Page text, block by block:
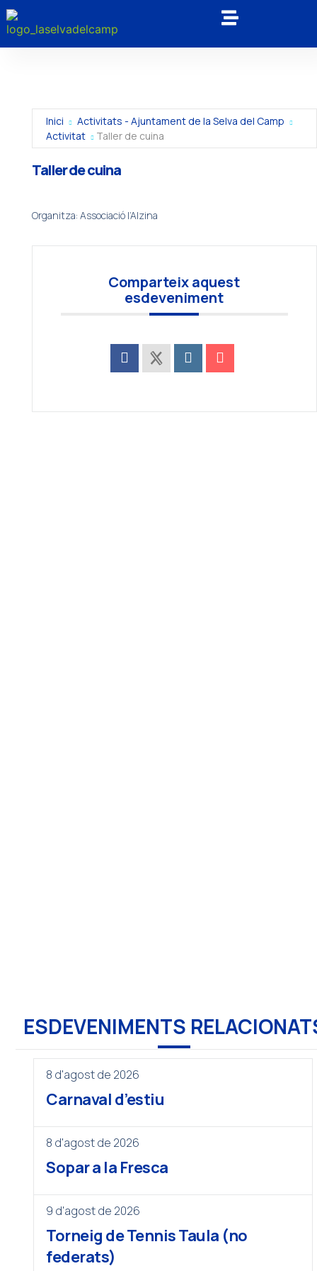
Inici
Activitats - Ajuntament de la Selva del Camp
Activitat
Taller de cuina
Taller de cuina
Organitza: Associació l’Alzina
Comparteix aquest
esdeveniment
ESDEVENIMENTS
8 d'agost de 2026
Carnaval d’estiu
8 d'agost de 2026
Sopar a la Fresca
9 d'agost de 2026
Torneig de Tennis Taula (no
federats)